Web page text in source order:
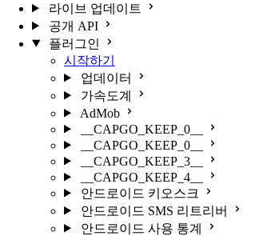
라이브 업데이트
공개 API
플러그인
시작하기
업데이터
가속도계
AdMob
__CAPGO_KEEP_0__
__CAPGO_KEEP_0__
__CAPGO_KEEP_3__
__CAPGO_KEEP_4__
안드로이드 키오스크
안드로이드 SMS 리트리버
안드로이드 사용 통계